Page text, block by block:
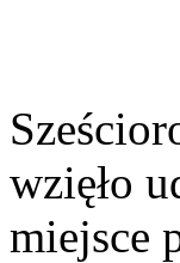
wzięło
miejsce